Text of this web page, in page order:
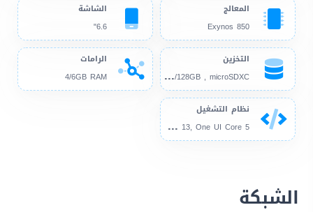
المعالج
Exynos 850
الشاشة
6.6"
التخزين
64G
B/128GB , microSDXC
الرامات
4/6GB RAM
نظام التشغيل
And
roid 12, up to Android 13, One UI Core 5
الشبكة